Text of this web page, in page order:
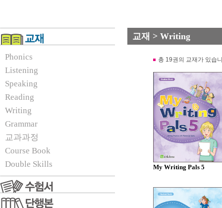
Phonics
Listening
Speaking
Reading
Writing
Grammar
교과과정
Course Book
Double Skills
교재 > Writing
총 19권의 교재가 있습
My Writing Pals 5